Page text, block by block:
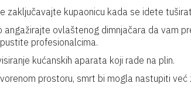
zaključavajte kupaonicu kada se idete
ovlaštenog dimnjačara da vam
profesionalcima.
kućanskih aparata koji rade na plin.
prostoru, smrt bi mogla nastupiti već